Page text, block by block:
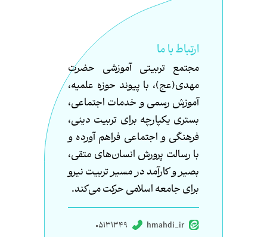
ارتباط با ما
مجتمع تربیتی آموزشی حضرت
مهدی(عج)، با پیوند حوزه علمیه،
آموزش رسمی و خدمات اجتماعی،
بستری یکپارچه برای تربیت دینی،
فرهنگی و اجتماعی فراهم آورده و
با رسالت پرورش انسان‌های متقی،
بصیر و کارآمد در مسیر تربیت نیرو
برای جامعه اسلامی حرکت می‌کند.
hmahdi_ir
05131349